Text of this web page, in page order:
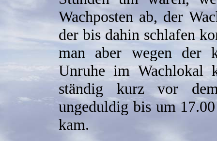
Wachposten ab, der
der bis dahin schlafen
man aber wegen der
Unruhe im Wachlokal
ständig kurz vor
ungeduldig bis um
kam.